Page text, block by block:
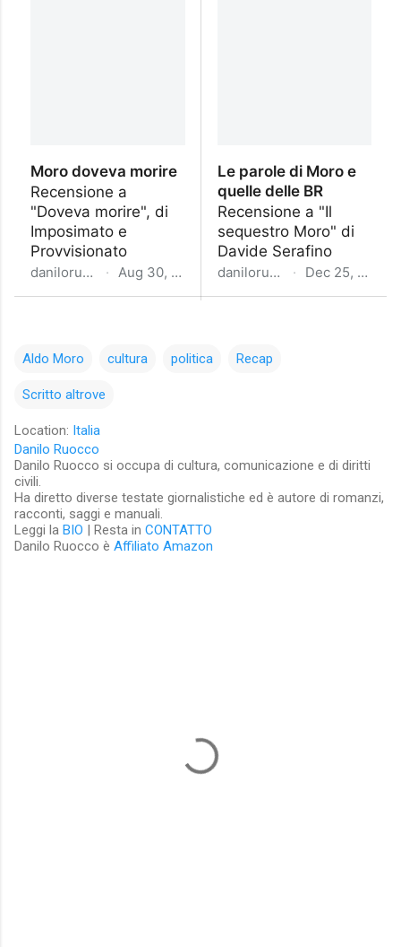
Aldo Moro cultura politica Recap
Scritto altrove
Location: Italia
Danilo Ruocco
Danilo Ruocco si occupa di cultura, comunicazione e di diritti
civili.
Ha diretto diverse testate giornalistiche ed è autore di romanzi,
racconti, saggi e manuali.
Leggi la BIO | Resta in CONTATTO
Danilo Ruocco è Affiliato Amazon